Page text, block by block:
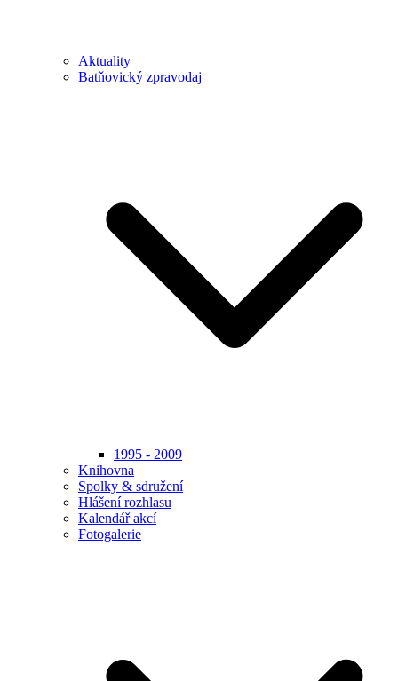
Aktuality
Batňovický zpravodaj
1995 - 2009
Knihovna
Spolky & sdružení
Hlášení rozhlasu
Kalendář akcí
Fotogalerie